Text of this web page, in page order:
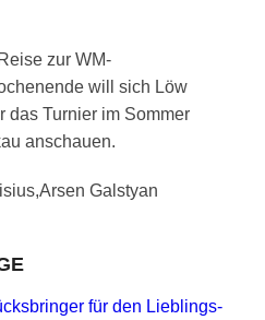
zur WM-
will sich Löw
das Turnier im Sommer
anschauen.
Galstyan
für den Lieblings-